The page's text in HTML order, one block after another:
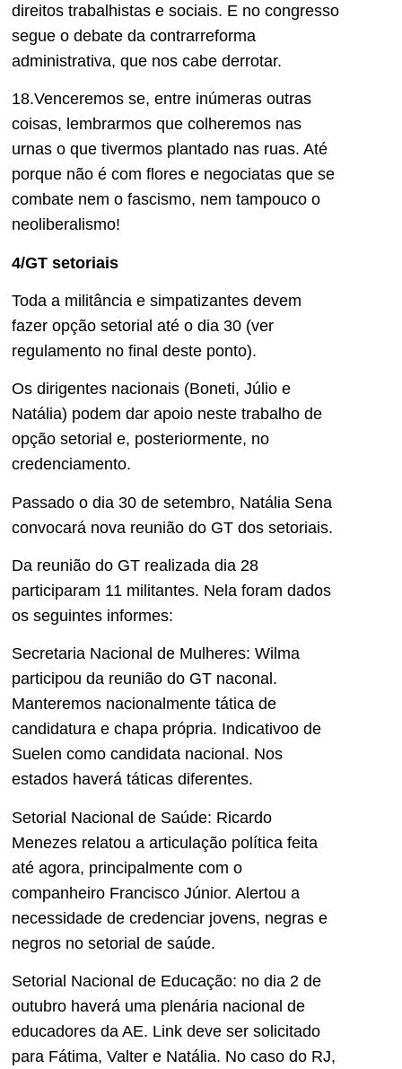
direitos trabalhistas e sociais. E no congresso
segue o debate da contrarreforma
administrativa, que nos cabe derrotar.
18.Venceremos se, entre inúmeras outras
coisas, lembrarmos que colheremos nas
urnas o que tivermos plantado nas ruas. Até
porque não é com flores e negociatas que se
combate nem o fascismo, nem tampouco o
neoliberalismo!
4/GT setoriais
Toda a militância e simpatizantes devem
fazer opção setorial até o dia 30 (ver
regulamento no final deste ponto).
Os dirigentes nacionais (Boneti, Júlio e
Natália) podem dar apoio neste trabalho de
opção setorial e, posteriormente, no
credenciamento.
Passado o dia 30 de setembro, Natália Sena
convocará nova reunião do GT dos setoriais.
Da reunião do GT realizada dia 28
participaram 11 militantes. Nela foram dados
os seguintes informes:
Secretaria Nacional de Mulheres: Wilma
participou da reunião do GT naconal.
Manteremos nacionalmente tática de
candidatura e chapa própria. Indicativoo de
Suelen como candidata nacional. Nos
estados haverá táticas diferentes.
Setorial Nacional de Saúde: Ricardo
Menezes relatou a articulação política feita
até agora, principalmente com o
companheiro Francisco Júnior. Alertou a
necessidade de credenciar jovens, negras e
negros no setorial de saúde.
Setorial Nacional de Educação: no dia 2 de
outubro haverá uma plenária nacional de
educadores da AE. Link deve ser solicitado
para Fátima, Valter e Natália. No caso do RJ,